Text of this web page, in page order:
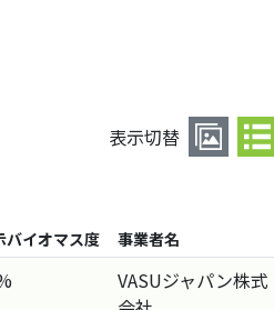
表示切替
バイオマス度 事業者名
VASUジャパン株式